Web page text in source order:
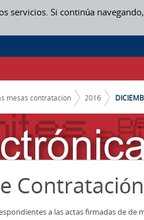
servicios. Si continúa
mesas contratacion 2016
Contratación
a las actas firmadas de de